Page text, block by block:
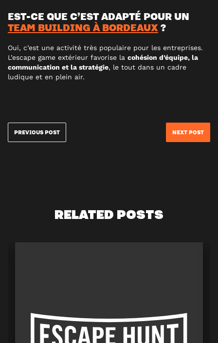
EST-CE QUE C’EST ADAPTÉ POUR UN
TEAM BUILDING À BORDEAUX?
Oui, c’est une activité très populaire pour les entreprises.
L’escape game extérieur favorise la cohésion d’équipe, la
communication et la stratégie, le tout dans un cadre
ludique et en plein air.
PREVIOUS POST NEXT POST
RELATED POSTS